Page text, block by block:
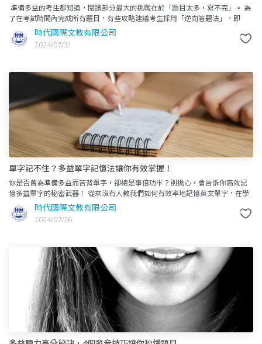
準備多益的考生都知道，閱讀部分最大的挑戰在於「題目太多，寫不完」。 為
了在考試時間內完成所有題目，有些攻略建議考生採用「逆向答題法」，即
「從後面往前寫」或是「先完成Part 7，
時代國際文教有限公司
2024/07/31
單字記不住？多益單字記憶法讓你有效掌握！
你是否曾為準備多益而苦背單字，卻總是事倍功半？別擔心，會告訴你高效記
憶多益單字的秘密武器！ 從來沒有人教我們如何有效率地記憶英文單字，在學
校時我們只是隨著老師反覆大聲唸幾遍，彷彿這樣就能將單
時代國際文教有限公司
2024/07/26